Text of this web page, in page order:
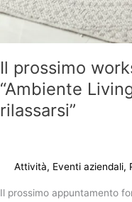
Il prossimo
“Ambiente
rilassarsi”
Attività, Eventi aziendali,
Il prossimo appuntamento